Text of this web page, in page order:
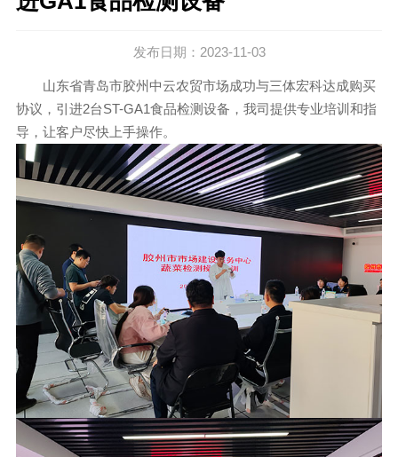
发布日期：2023-11-03
山东省青岛市胶州中云农贸市场成功与三体宏科达成购买
协议，引进2台ST-GA1食品检测设备，我司提供专业培训和指
导，让客户尽快上手操作。